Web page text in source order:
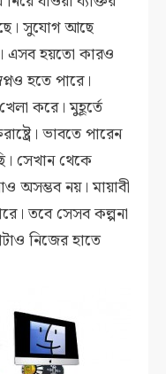
সুযোগ আছে
এসব হয়তো কারও
হতে পারে।
করে। মুহূর্তে
ভাবতে পারেন
সেখান থেকে
অসম্ভব নয়। মায়াবী
তবে সেসব কল্পনা
নিজের হাতে